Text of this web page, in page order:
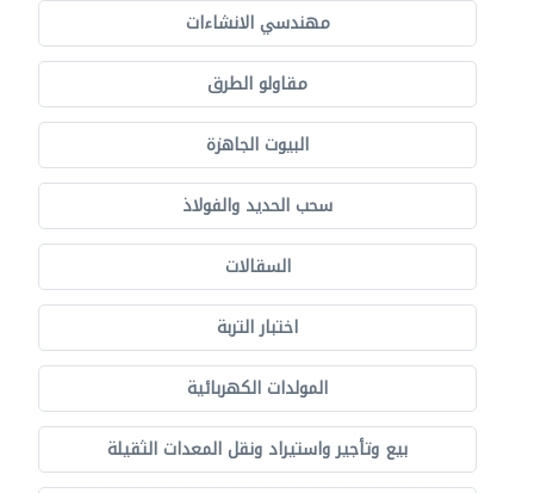
مهندسي الانشاءات
مقاولو الطرق
البيوت الجاهزة
سحب الحديد والفولاذ
السقالات
اختبار التربة
المولدات الكهربائية
بيع وتأجير واستيراد ونقل المعدات الثقيلة